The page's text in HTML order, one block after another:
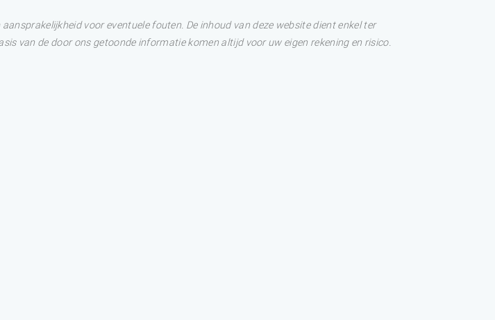
voor eventuele fouten. De inhoud van deze website dient enkel ter
van de door ons getoonde informatie komen altijd voor uw eigen rekening en risico.